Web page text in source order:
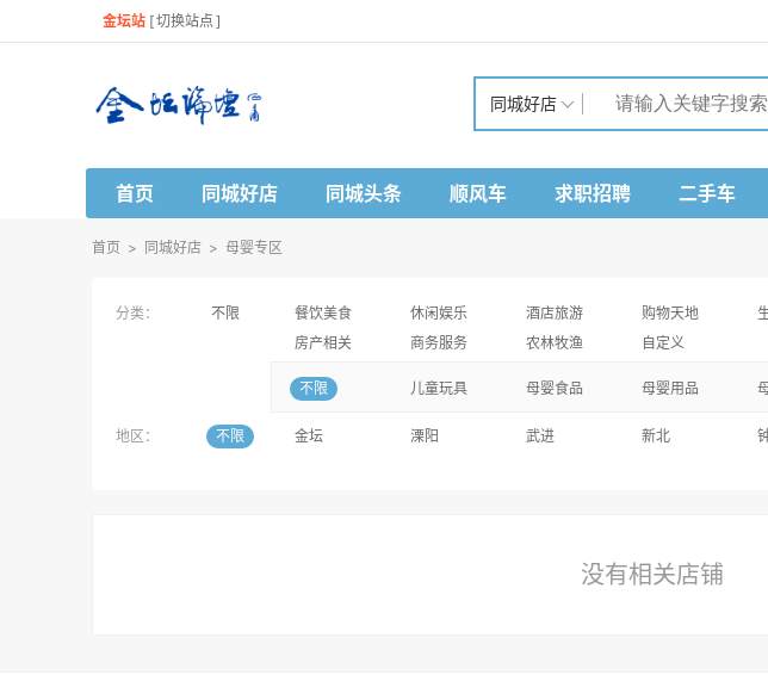
金坛站 [切换站点 ]
同城好店
首页 同城好店 同城头条 顺风车 求职招聘 二手车
首页 > 同城好店 > 母婴专区
分类： 不限 餐饮美食 休闲娱乐 酒店旅游 购物天地
房产相关
商务服务 农林牧渔 自定义
不限 儿童玩具 母婴食品 母婴用品
地区： 不限 金坛 溧阳 武进 新北
没有相关店铺